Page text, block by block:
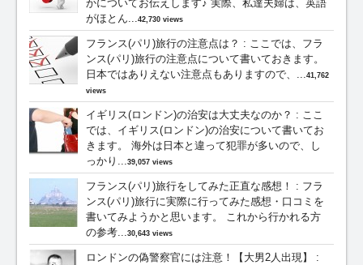
かについてお伝えします♪ 実際、私達夫婦は、英語
がほとん...42,730 views
フランス(パリ)旅行の注意点は？ : ここでは、フラ
ンス(パリ)旅行の注意点について書いておきます。
日本ではありえない注意点もありますので、...41,762
views
イギリス(ロンドン)の治安は大丈夫なのか？ : ここ
では、イギリス(ロンドン)の治安について書いてお
きます。 海外は日本と違って犯罪が多いので、し
っかり...39,057 views
フランス(パリ)旅行をしてみた正直な感想！ : フラ
ンス(パリ)旅行に実際に行ってみた感想・口コミを
書いてみようかと思います。 これから行かれる方
の参考...30,643 views
ロンドンの偽警察官には注意！【大男2人出現】
: